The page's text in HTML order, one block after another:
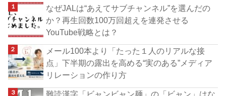
なぜJALは“あえてサブチャンネル”を選んだの
か？再生回数100万回超えを連発させる
YouTube戦略とは？
メール100本より「たった１人のリアルな接
点」下半期の露出を高める“実のある”メディア
リレーションの作り方
難読漢字「ビャンビャン麺」の「ビャン」はな